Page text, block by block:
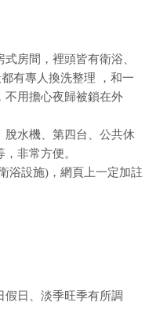
房間，裡頭皆有衛浴、
有專人換洗整理 ，和一
不用擔心夜歸被鎖在外
脫水機、第四台、公共休
非常方便。
浴設施)，網頁上一定加註
假日、淡季旺季有所調